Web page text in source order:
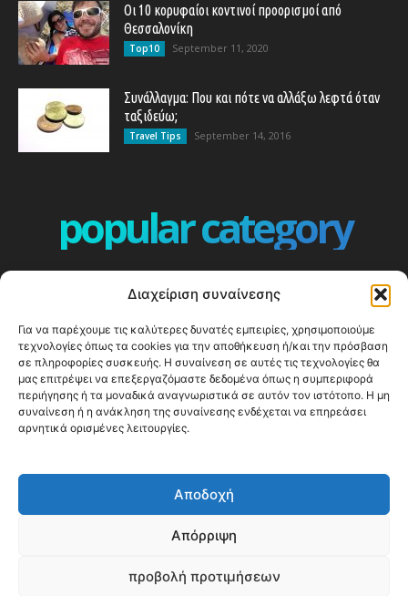
Διαχείριση συναίνεσης
Για να παρέχουμε τις καλύτερες δυνατές εμπειρίες, χρησιμοποιούμε
τεχνολογίες όπως τα cookies για την αποθήκευση ή/και την πρόσβαση
σε πληροφορίες συσκευής. Η συναίνεση σε αυτές τις τεχνολογίες θα
μας επιτρέψει να επεξεργαζόμαστε δεδομένα όπως η συμπεριφορά
περιήγησης ή τα μοναδικά αναγνωριστικά σε αυτόν τον ιστότοπο. Η μη
συναίνεση ή η ανάκληση της συναίνεσης ενδέχεται να επηρεάσει
αρνητικά ορισμένες λειτουργίες.
Αποδοχή
Απόρριψη
προβολή προτιμήσεων
Οι 10 κορυφαίοι κοντινοί προορισμοί από
Θεσσαλονίκη
Top10 September 11, 2020
Συνάλλαγμα: Που και πότε να αλλάξω λεφτά όταν
ταξιδεύω;
Travel Tips September 14, 2016
popular category
360
ΕΥΡΩΠΗ
332
ΚΟΣΜΟΣ - WORLD
328
Top10
303
Cool spots
ΝΗΣΙΑ
245
© Happy Traveller 2014-2025